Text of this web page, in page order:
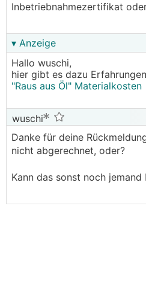
Inbetriebnahmezertifikat
▾ Anzeige
Hallo wuschi,
hier gibt es dazu
"Raus aus Öl" Materialkosten
wuschi
Danke für deine
nicht abgerechnet, oder?
Kann das sonst noch jemand